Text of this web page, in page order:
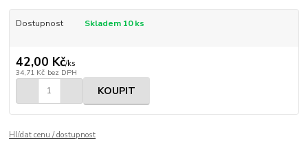
Dostupnost Skladem 10 ks
42,00 Kč/ks
34,71 Kč bez DPH
KOUPIT
Hlídat cenu / dostupnost